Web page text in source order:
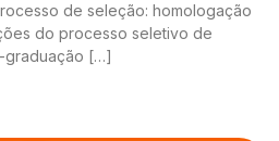
de seleção: homologação
do processo seletivo de
graduação […]